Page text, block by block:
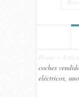
Home
coches
eléctricos,